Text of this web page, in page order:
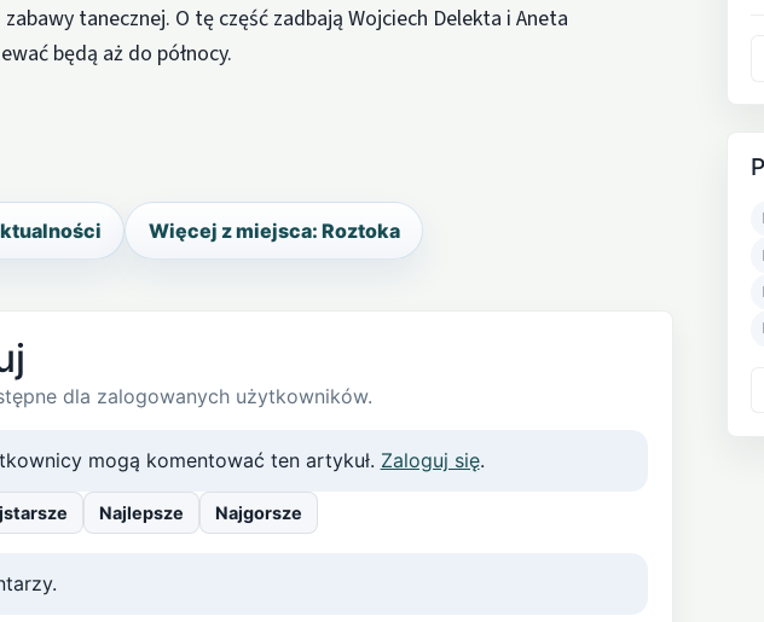
tanecznej. O tę część zadbają Wojciech Delekta i Aneta
będą aż do północy.
Więcej z miejsca: Roztoka
dla zalogowanych użytkowników.
mogą komentować ten artykuł. Zaloguj się.
Najlepsze Najgorsze